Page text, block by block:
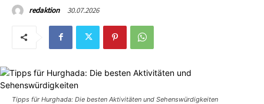
redaktion 30.07.2026
Tipps für Hurghada: Die besten Aktivitäten und Sehenswürdigkeiten